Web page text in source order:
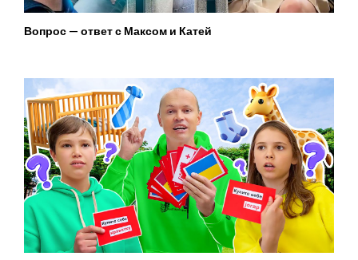
Вопрос — ответ с Максом и Катей